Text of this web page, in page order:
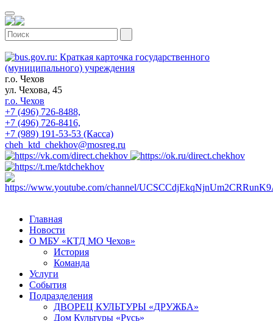
г.о. Чехов
ул. Чехова, 45
г.о. Чехов
+7 (496) 726-8488,
+7 (496) 726-8416,
+7 (989) 191-53-53 (Касса)
cheh_ktd_chekhov@mosreg.ru
Главная
Новости
О МБУ «КТД МО Чехов»
История
Команда
Услуги
События
Подразделения
ДВОРЕЦ КУЛЬТУРЫ «ДРУЖБА»
Дом Культуры «Русь»